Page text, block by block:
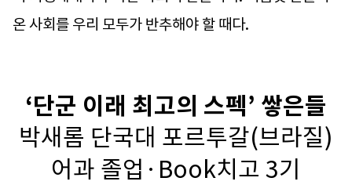
온 사회를 우리 모두가 반추해야 할 때다.
‘단군 이래 최고의 스펙’ 쌓은들
박새롬 단국대 포르투갈(브라질)
어과 졸업·Book치고 3기